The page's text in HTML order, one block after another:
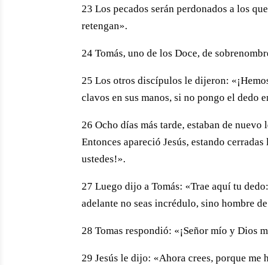
23 Los pecados serán perdonados a los
retengan».
24 Tomás, uno de los Doce, de
25 Los otros discípulos le dijeron:
clavos en sus manos, si no pongo el dedo
26 Ocho días más tarde, estaban de
Entonces apareció Jesús, estando
ustedes!».
27 Luego dijo a Tomás: «Trae aquí tu
adelante no seas incrédulo, sino hombre
28 Tomas respondió: «¡Señor mío y Dios
29 Jesús le dijo: «Ahora crees, porque me